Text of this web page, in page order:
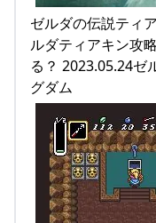
ゼルダの伝説ティ
ルダティアキン攻
る？ 2023.05.24ゼ
グダム